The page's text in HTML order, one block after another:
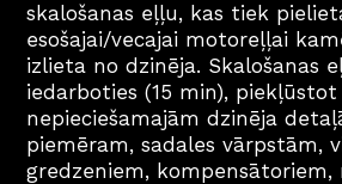
skalošanas eļļu, kas tiek
esošajai/vecajai motoreļļai
izlieta no dzinēja. Skalošanas
iedarboties (15 min), piekļūstot
nepieciešamajām dzinēja
piemēram, sadales vārpstām,
gredzeniem, kompensātoriem,